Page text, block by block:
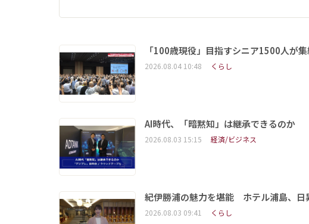
「100歳現役」目指すシニア1500人が
2026.08.04 10:48 くらし
AI時代、「暗黙知」は継承できるのか
2026.08.03 15:15 経済/ビジネス
紀伊勝浦の魅力を堪能 ホテル浦島、日
2026.08.03 09:41 くらし